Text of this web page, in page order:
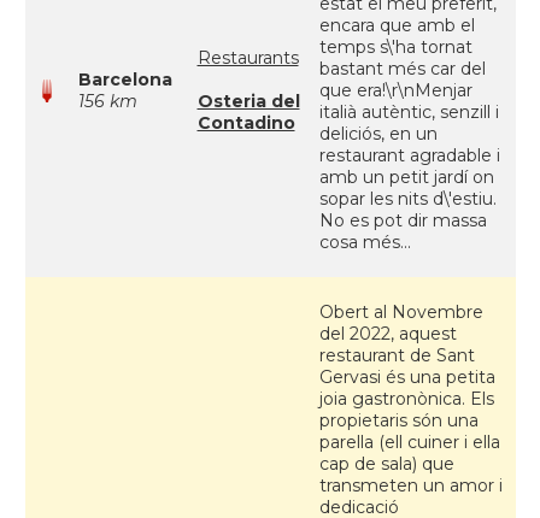
Barcelona
156 km
Restaurants
Osteria del
Contadino
encara que amb el
temps s\'ha tornat
bastant més car del
que era!\r\nMenjar
italià autèntic, senzill i
deliciós, en un
restaurant agradable i
amb un petit jardí on
sopar les nits d\'estiu.
No es pot dir massa
cosa més...
Obert al Novembre
del 2022, aquest
restaurant de Sant
Gervasi és una petita
joia gastronònica. Els
propietaris són una
parella (ell cuiner i ella
cap de sala) que
transmeten un amor i
dedicació